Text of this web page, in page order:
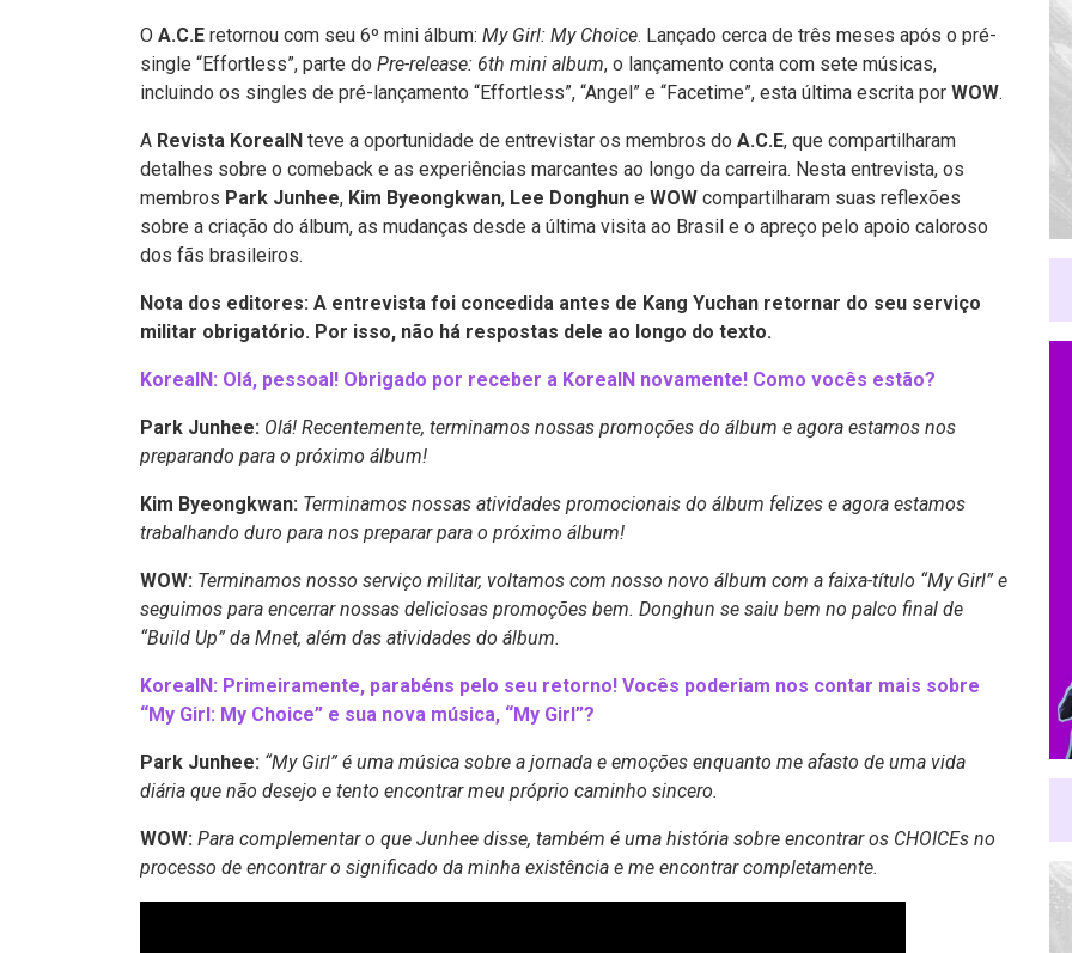
O A.C.E retornou com seu 6º mini álbum: My Girl: My Choice. Lançado cerca de três meses após o pré-
single “Effortless”, parte do Pre-release: 6th mini album, o lançamento conta com sete músicas,
incluindo os singles de pré-lançamento “Effortless”, “Angel” e “Facetime”, esta última escrita por WOW.
A Revista KoreaIN teve a oportunidade de entrevistar os membros do A.C.E, que compartilharam
detalhes sobre o comeback e as experiências marcantes ao longo da carreira. Nesta entrevista, os
membros Park Junhee, Kim Byeongkwan, Lee Donghun e WOW compartilharam suas reflexões
sobre a criação do álbum, as mudanças desde a última visita ao Brasil e o apreço pelo apoio caloroso
dos fãs brasileiros.
Nota dos editores: A entrevista foi concedida antes de Kang Yuchan retornar do seu serviço
militar obrigatório. Por isso, não há respostas dele ao longo do texto.
KoreaIN: Olá, pessoal! Obrigado por receber a KoreaIN novamente! Como vocês estão?
Park Junhee: Olá! Recentemente, terminamos nossas promoções do álbum e agora estamos nos
preparando para o próximo álbum!
Kim Byeongkwan: Terminamos nossas atividades promocionais do álbum felizes e agora estamos
trabalhando duro para nos preparar para o próximo álbum!
WOW: Terminamos nosso serviço militar, voltamos com nosso novo álbum com a faixa-título “My Girl” e
seguimos para encerrar nossas deliciosas promoções bem. Donghun se saiu bem no palco final de
“Build Up” da Mnet, além das atividades do álbum.
KoreaIN: Primeiramente, parabéns pelo seu retorno! Vocês poderiam nos contar mais sobre
“My Girl: My Choice” e sua nova música, “My Girl”?
Park Junhee: “My Girl” é uma música sobre a jornada e emoções enquanto me afasto de uma vida
diária que não desejo e tento encontrar meu próprio caminho sincero.
WOW: Para complementar o que Junhee disse, também é uma história sobre encontrar os CHOICEs no
processo de encontrar o significado da minha existência e me encontrar completamente.